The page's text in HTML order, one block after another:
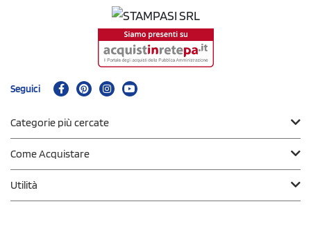
Seguici
Categorie più cercate
Come Acquistare
Utilità